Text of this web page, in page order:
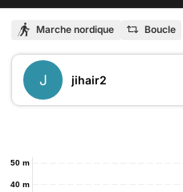
Marche nordique Boucle
J jihair2
40 m
50 m